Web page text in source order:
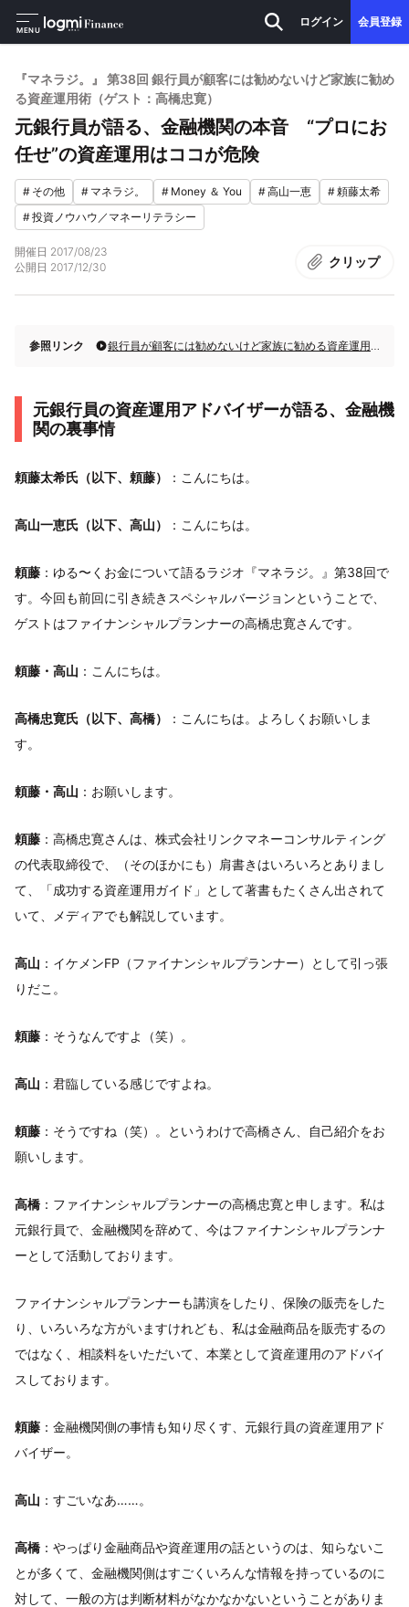
MENU
ログイン 会員登録
『マネラジ。』 第38回 銀行員が顧客には勧めないけど家族に勧め
る資産運用術（ゲスト：高橋忠寛）
元銀行員が語る、金融機関の本音 “プロにお
任せ”の資産運用はココが危険
# その他 # マネラジ。 # Money ＆ You #高山一恵 #頼藤太希
#投資ノウハウ／マネーリテラシー
開催日 2017/08/23
公開日 2017/12/30 クリップ
参照リンク 銀行員が顧客には勧めないけど家族に勧める資産運用術（ゲスト：高橋忠寛）｜マネラジ。#38
元銀行員の資産運用アドバイザーが語る、金融機
関の裏事情
頼藤太希氏（以下、頼藤） ：こんにちは。
高山一恵氏（以下、高山） ：こんにちは。
頼藤 ：ゆる〜くお金について語るラジオ『マネラジ。』第38回で
す。今回も前回に引き続きスペシャルバージョンということで、
ゲストはファイナンシャルプランナーの高橋忠寛さんです。
頼藤・高山 ：こんにちは。
高橋忠寛氏（以下、高橋）
：こんにちは。よろしくお願いしま
す。
頼藤・高山 ：お願いします。
頼藤 ：高橋忠寛さんは、株式会社リンクマネーコンサルティング
の代表取締役で、（そのほかにも）肩書きはいろいろとありまし
て、「成功する資産運用ガイド」として著書もたくさん出されて
いて、メディアでも解説しています。
高山 ：イケメンFP（ファイナンシャルプランナー）として引っ張
りだこ。
頼藤 ：そうなんですよ（笑）。
高山 ：君臨している感じですよね。
頼藤 ：そうですね（笑）。というわけで高橋さん、自己紹介をお
願いします。
高橋 ：ファイナンシャルプランナーの高橋忠寛と申します。私は
元銀行員で、金融機関を辞めて、今はファイナンシャルプランナ
ーとして活動しております。
ファイナンシャルプランナーも講演をしたり、保険の販売をした
り、いろいろな方がいますけれども、私は金融商品を販売するの
ではなく、相談料をいただいて、本業として資産運用のアドバイ
スしております。
頼藤 ：金融機関側の事情も知り尽くす、元銀行員の資産運用アド
バイザー。
高山 ：すごいなあ……。
高橋 ：やっぱり金融商品や資産運用の話というのは、知らないこ
とが多くて、金融機関側はすごくいろんな情報を持っているのに
対して、一般の方は判断材料がなかなかないということがありま